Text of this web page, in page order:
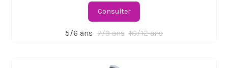
Consulter
5/6 ans 7/9 ans 10/12 ans